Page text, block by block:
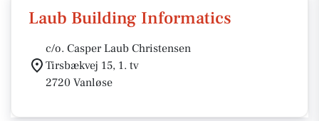
Laub Building Informatics
c/o. Casper Laub Christensen
Tirsbækvej 15, 1. tv
2720 Vanløse